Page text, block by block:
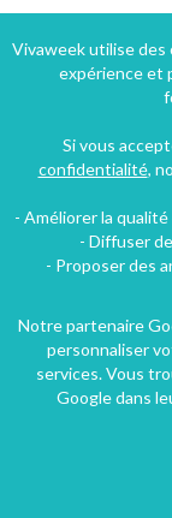
Poule-les-Écharmeaux
54€/nuit
Vivaweek utilise
expérience et
Si vous
confidentialité,
- Améliorer la
- Diffuser
- Proposer des
Notre partenaire
personnaliser
services. Vous
Google dans